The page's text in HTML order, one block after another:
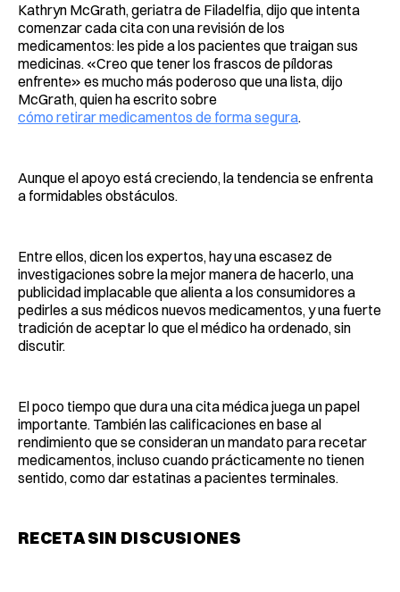
Kathryn McGrath, geriatra de Filadelfia, dijo que intenta
comenzar cada cita con una revisión de los
medicamentos: les pide a los pacientes que traigan sus
medicinas. «Creo que tener los frascos de píldoras
enfrente» es mucho más poderoso que una lista, dijo
McGrath, quien ha escrito sobre
cómo retirar medicamentos de forma segura.
Aunque el apoyo está creciendo, la tendencia se enfrenta
a formidables obstáculos.
Entre ellos, dicen los expertos, hay una escasez de
investigaciones sobre la mejor manera de hacerlo, una
publicidad implacable que alienta a los consumidores a
pedirles a sus médicos nuevos medicamentos, y una fuerte
tradición de aceptar lo que el médico ha ordenado, sin
discutir.
El poco tiempo que dura una cita médica juega un papel
importante. También las calificaciones en base al
rendimiento que se consideran un mandato para recetar
medicamentos, incluso cuando prácticamente no tienen
sentido, como dar estatinas a pacientes terminales.
RECETA SIN DISCUSIONES